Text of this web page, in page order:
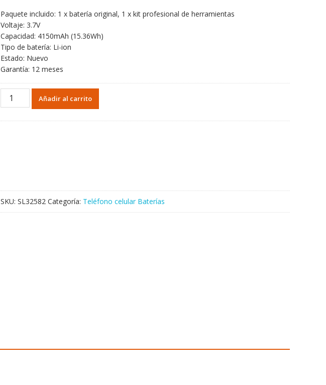
Paquete incluido: 1 x batería original, 1 x kit profesional de herramientas
Voltaje: 3.7V
Capacidad: 4150mAh (15.36Wh)
Tipo de batería: Li-ion
Estado: Nuevo
Garantía: 12 meses
Batería
TLP041B2
cantidad
Añadir al carrito
SKU: SL32582 Categoría: Teléfono celular Baterías